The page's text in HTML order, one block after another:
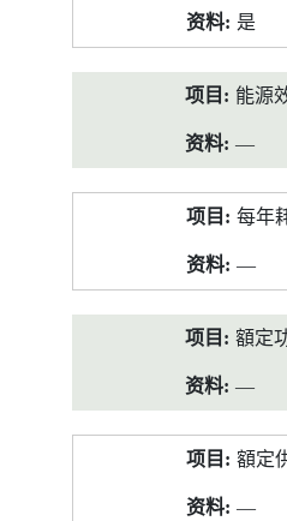
是
能源
—
每年
—
額定
—
額定
—